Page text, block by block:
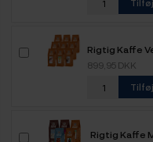
Rigtig Kaffe
899,95 DKK
Rigtig Kaffe